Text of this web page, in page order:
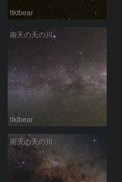
tikibear
南天の天の川
tikibear
南天の天の川